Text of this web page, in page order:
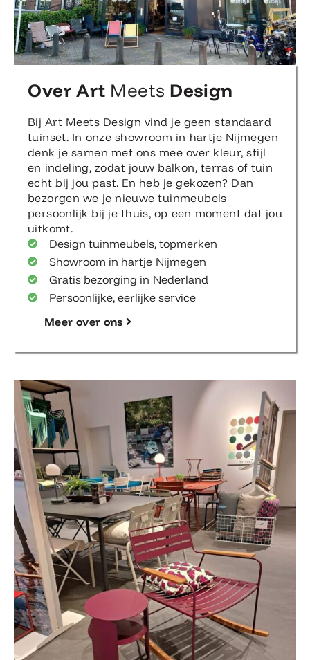
Over Art Meets Design
Bij Art Meets Design vind je geen standaard
tuinset. In onze showroom in hartje Nijmegen
denk je samen met ons mee over kleur, stijl
en indeling, zodat jouw balkon, terras of tuin
echt bij jou past. En heb je gekozen? Dan
bezorgen we je nieuwe tuinmeubels
persoonlijk bij je thuis, op een moment dat jou
uitkomt.
Design tuinmeubels, topmerken
Showroom in hartje Nijmegen
Gratis bezorging in Nederland
Persoonlijke, eerlijke service
Meer over ons